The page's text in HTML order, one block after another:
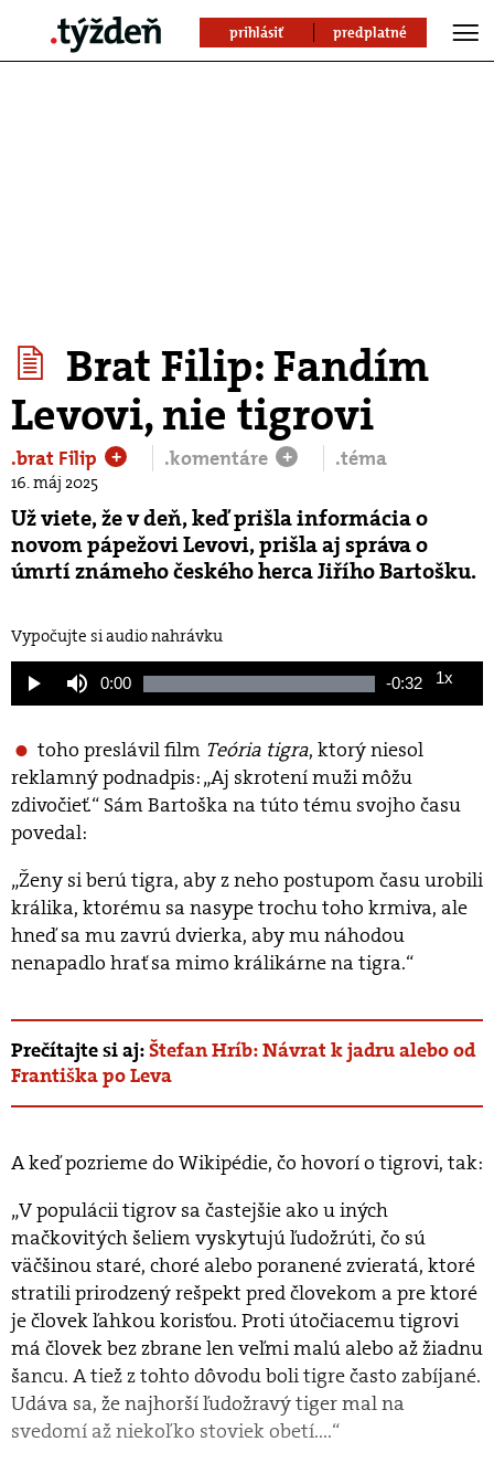
prihlásiť predplatné
Brat Filip: Fandím
Levovi, nie tigrovi
.brat Filip + .komentáre + .téma
16. máj 2025
Už viete, že v deň, keď prišla informácia o
novom pápežovi Levovi, prišla aj správa o
úmrtí známeho českého herca Jiřího Bartošku.
Vypočujte si audio nahrávku
Play MuteCurrent
0:00
100.00%
Remaining
-0:32 1x
toho preslávil film Teória tigra, ktorý niesol
reklamný podnadpis: „Aj skrotení muži môžu
zdivočieť.“ Sám Bartoška na túto tému svojho času
povedal:
„Ženy si berú tigra, aby z neho postupom času urobili
králika, ktorému sa nasype trochu toho krmiva, ale
hneď sa mu zavrú dvierka, aby mu náhodou
nenapadlo hrať sa mimo králikárne na tigra.“
Prečítajte si aj:Štefan Hríb: Návrat k jadru alebo od
Františka po Leva
A keď pozrieme do Wikipédie, čo hovorí o tigrovi, tak:
„V populácii tigrov sa častejšie ako u iných
mačkovitých šeliem vyskytujú ľudožrúti, čo sú
väčšinou staré, choré alebo poranené zvieratá, ktoré
stratili prirodzený rešpekt pred človekom a pre ktoré
je človek ľahkou korisťou. Proti útočiacemu tigrovi
má človek bez zbrane len veľmi malú alebo až žiadnu
šancu. A tiež z tohto dôvodu boli tigre často zabíjané.
Udáva sa, že najhorší ľudožravý tiger mal na
svedomí až niekoľko stoviek obetí....“